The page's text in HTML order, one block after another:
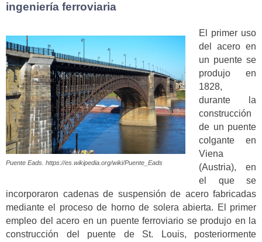
ingeniería ferroviaria
Puente Eads. https://es.wikipedia.org/wiki/Puente_Eads
El primer uso
del acero en
un puente se
produjo en
1828,
durante la
construcción
de un puente
colgante en
Viena
(Austria), en
el que se
incorporaron cadenas de suspensión de acero fabricadas
mediante el proceso de horno de solera abierta. El primer
empleo del acero en un puente ferroviario se produjo en la
construcción del puente de St. Louis, posteriormente